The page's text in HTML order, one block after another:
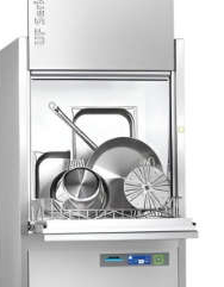
обладнання
машин